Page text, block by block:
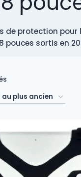
de protection pour
pouces sortis en
du
plus
ancien